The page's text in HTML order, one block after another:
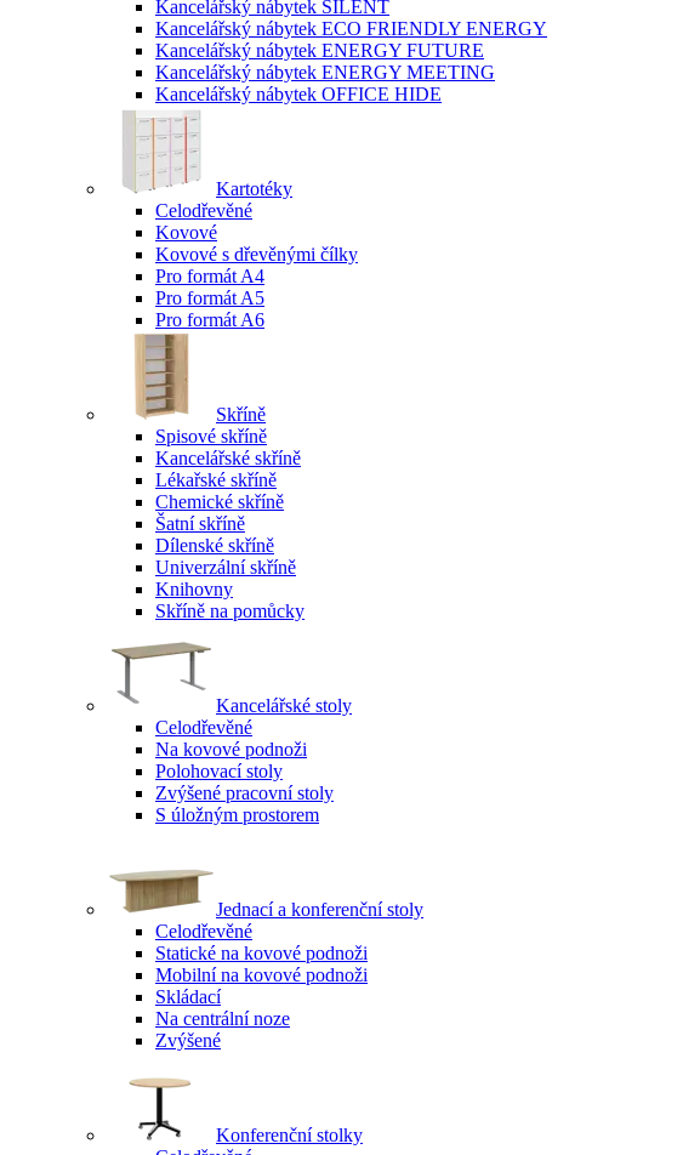
Kancelářský nábytek SILENT
Kancelářský nábytek ECO FRIENDLY ENERGY
Kancelářský nábytek ENERGY FUTURE
Kancelářský nábytek ENERGY MEETING
Kancelářský nábytek OFFICE HIDE
Kartotéky
Celodřevěné
Kovové
Kovové s dřevěnými čílky
Pro formát A4
Pro formát A5
Pro formát A6
Skříně
Spisové skříně
Kancelářské skříně
Lékařské skříně
Chemické skříně
Šatní skříně
Dílenské skříně
Univerzální skříně
Knihovny
Skříně na pomůcky
Kancelářské stoly
Celodřevěné
Na kovové podnoži
Polohovací stoly
Zvýšené pracovní stoly
S úložným prostorem
Jednací a konferenční stoly
Celodřevěné
Statické na kovové podnoži
Mobilní na kovové podnoži
Skládací
Na centrální noze
Zvýšené
Konferenční stolky